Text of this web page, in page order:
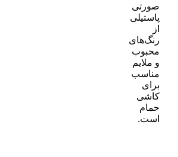
صورتی
پاستیلی
از
رنگ‌های
محبوب
و ملایم
مناسب
برای
کاشی
حمام
است.